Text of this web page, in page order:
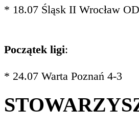
* 18.07 Śląsk II Wrocław
Początek ligi:
* 24.07 Warta Poznań 4-3